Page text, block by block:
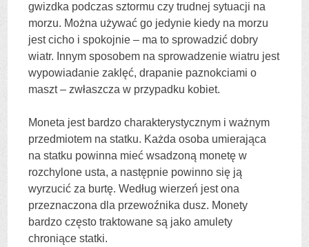
gwizdka podczas sztormu czy trudnej sytuacji na
morzu. Można używać go jedynie kiedy na morzu
jest cicho i spokojnie – ma to sprowadzić dobry
wiatr. Innym sposobem na sprowadzenie wiatru jest
wypowiadanie zaklęć, drapanie paznokciami o
maszt – zwłaszcza w przypadku kobiet.
Moneta jest bardzo charakterystycznym i ważnym
przedmiotem na statku. Każda osoba umierająca
na statku powinna mieć wsadzoną monetę w
rozchylone usta, a następnie powinno się ją
wyrzucić za burtę. Według wierzeń jest ona
przeznaczona dla przewoźnika dusz. Monety
bardzo często traktowane są jako amulety
chroniące statki.